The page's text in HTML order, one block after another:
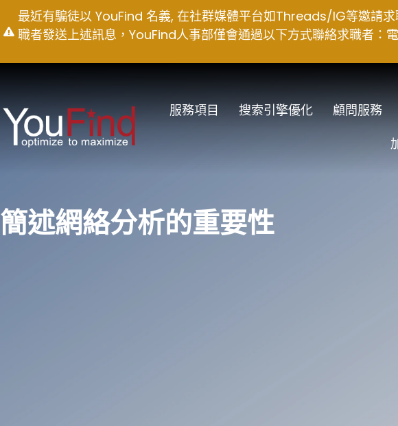
to
最近有騙徒以 YouFind 名義, 在社群媒體平台如Threads/IG等邀請
職者發送上述訊息，YouFind人事部僅會通過以下方式聯絡求職者：
服務項目 搜索引擎優化 顧問服務
簡述網絡分析的重要性